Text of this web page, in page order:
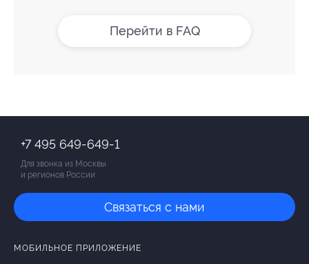
Перейти в FAQ
+7 495 649-649-1
Для звонка из Москвы
и регионов России
Связаться с нами
МОБИЛЬНОЕ ПРИЛОЖЕНИЕ